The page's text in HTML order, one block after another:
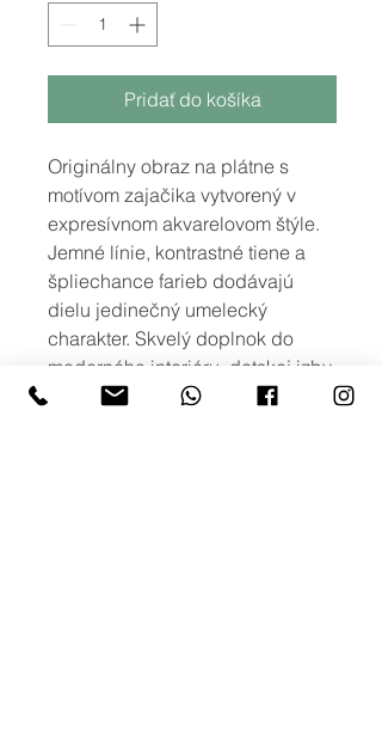
Pridať do košíka
Originálny obraz na plátne s
motívom zajačika vytvorený v
expresívnom akvarelovom štýle.
Jemné línie, kontrastné tiene a
špliechance farieb dodávajú
dielu jedinečný umelecký
charakter. Skvelý doplnok do
moderného interiéru, detskej izby
alebo ako darček pre milovníkov